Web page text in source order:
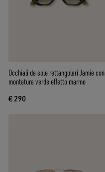
Occhiali da sole rettangolari Jamie con
montatura verde effetto marmo
€ 290